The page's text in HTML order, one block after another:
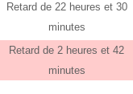
Retard de 22 heures et 30
minutes
Retard de 2 heures et 42
minutes